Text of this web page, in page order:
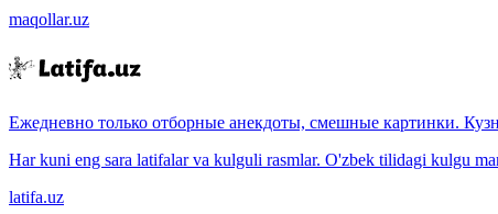
maqollar.uz
Ежедневно только отборные анекдоты, смешные картинки.
Har kuni eng sara latifalar va kulguli rasmlar. O'zbek tilidagi kulgu
latifa.uz